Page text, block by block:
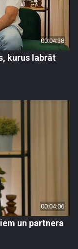
00:04:38
kurus labrāt
00:04:06
un partnera